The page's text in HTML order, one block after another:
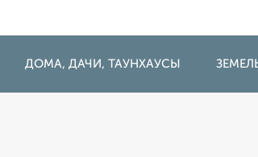
ДОМА, ДАЧИ, ТАУНХАУСЫ